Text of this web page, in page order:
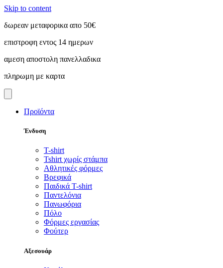
Skip to content
δωρεαν μεταφορικα απο 50€
επιστροφη εντος 14 ημερων
αμεση αποστολη πανελλαδικα
πληρωμη με καρτα
Προϊόντα
Ένδυση
T-shirt
Tshirt χωρίς στάμπα
Αθλητικές φόρμες
Βρεφικά
Παιδικά T-shirt
Παντελόνια
Πανωφόρια
Πόλο
Φόρμες εργασίας
Φούτερ
Αξεσουάρ